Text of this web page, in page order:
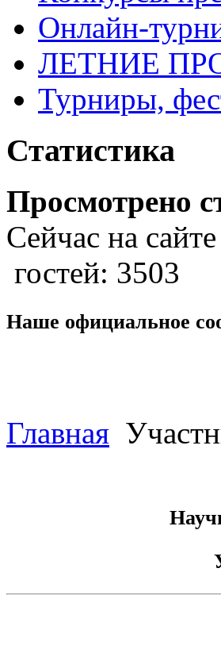
Онлайн-
ЛЕТНИЕ
Турниры,
Статистика
Просмотрено
Сейчас на
гостей: 3503
Наше официальное
Главная